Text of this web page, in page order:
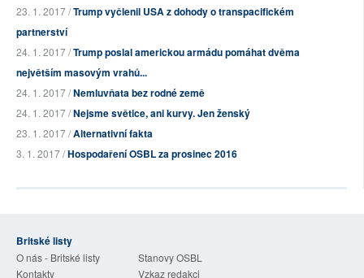
23. 1. 2017 /Trump vyčlenil USA z dohody o transpacifickém
partnerství
24. 1. 2017 /Trump poslal americkou armádu pomáhat dvěma
největším masovým vrahů...
24. 1. 2017 /Nemluvňata bez rodné země
24. 1. 2017 /Nejsme světice, ani kurvy. Jen ženský
23. 1. 2017 /Alternativní fakta
3. 1. 2017 /Hospodaření OSBL za prosinec 2016
Britské listy
O nás - Britské listy
Stanovy OSBL
Kontakty
Vzkaz redakci